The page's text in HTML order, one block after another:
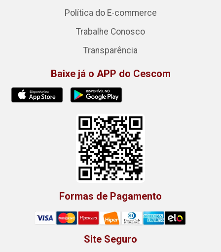
Política do E-commerce
Trabalhe Conosco
Transparência
Baixe já o APP do Cescom
Formas de Pagamento
Site Seguro